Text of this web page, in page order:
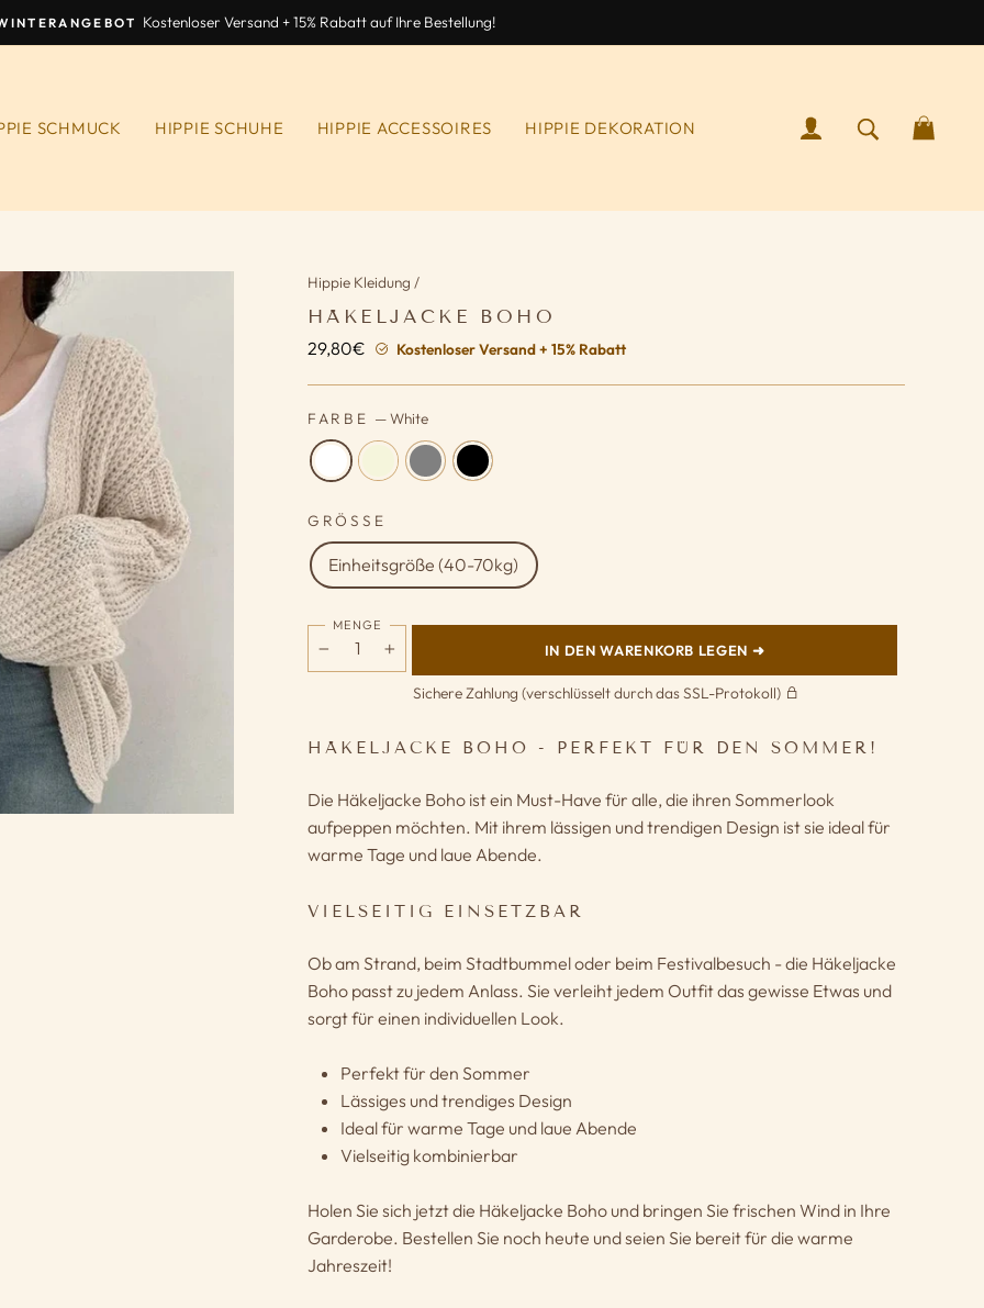
Kostenloser Versand + 15% Rabatt auf Ihre Bestellung!
SCHMUCK HIPPIE SCHUHE HIPPIE ACCESSOIRES HIPPIE DEKORATION ANMELDENSUCHEN
Hippie Kleidung /
HÄKELJACKE BOHO
29,80€ Normaler
Kostenloser Versand + 15% Rabatt
FARBE —White
GRÖSSE
Einheitsgröße (40-70kg)
MENGE
IN DEN WARENKORB LEGEN ➜
Sichere Zahlung (verschlüsselt durch das SSL-Protokoll)
HÄKELJACKE BOHO - PERFEKT FÜR DEN SOMMER!
Die Häkeljacke Boho ist ein Must-Have für alle, die ihren Sommerlook
aufpeppen möchten. Mit ihrem lässigen und trendigen Design ist sie ideal für
warme Tage und laue Abende.
VIELSEITIG EINSETZBAR
Ob am Strand, beim Stadtbummel oder beim Festivalbesuch - die Häkeljacke
Boho passt zu jedem Anlass. Sie verleiht jedem Outfit das gewisse Etwas und
sorgt für einen individuellen Look.
Perfekt für den Sommer
Lässiges und trendiges Design
Ideal für warme Tage und laue Abende
Vielseitig kombinierbar
Holen Sie sich jetzt die Häkeljacke Boho und bringen Sie frischen Wind in Ihre
Garderobe. Bestellen Sie noch heute und seien Sie bereit für die warme
Jahreszeit!